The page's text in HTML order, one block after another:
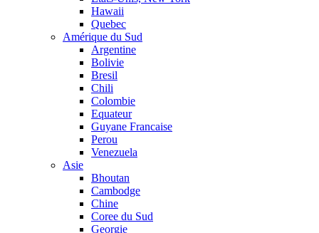
Hawaii
Quebec
Amérique du Sud
Argentine
Bolivie
Bresil
Chili
Colombie
Equateur
Guyane Francaise
Perou
Venezuela
Asie
Bhoutan
Cambodge
Chine
Coree du Sud
Georgie